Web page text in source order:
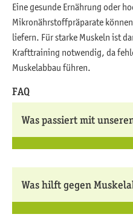
Eine gesunde Ernährung oder
Mikronährstoffpräparate
liefern. Für starke Muskeln ist
Krafttraining notwendig, da
Muskelabbau führen.
FAQ
Was passiert mit
Was hilft gegen